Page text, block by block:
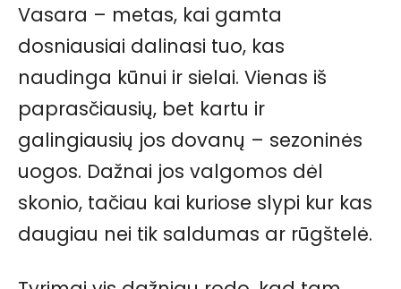
Vasara – metas, kai gamta
dosniausiai dalinasi tuo, kas
naudinga kūnui ir sielai. Vienas iš
paprasčiausių, bet kartu ir
galingiausių jos dovanų – sezoninės
uogos. Dažnai jos valgomos dėl
skonio, tačiau kai kuriose slypi kur kas
daugiau nei tik saldumas ar rūgštelė.